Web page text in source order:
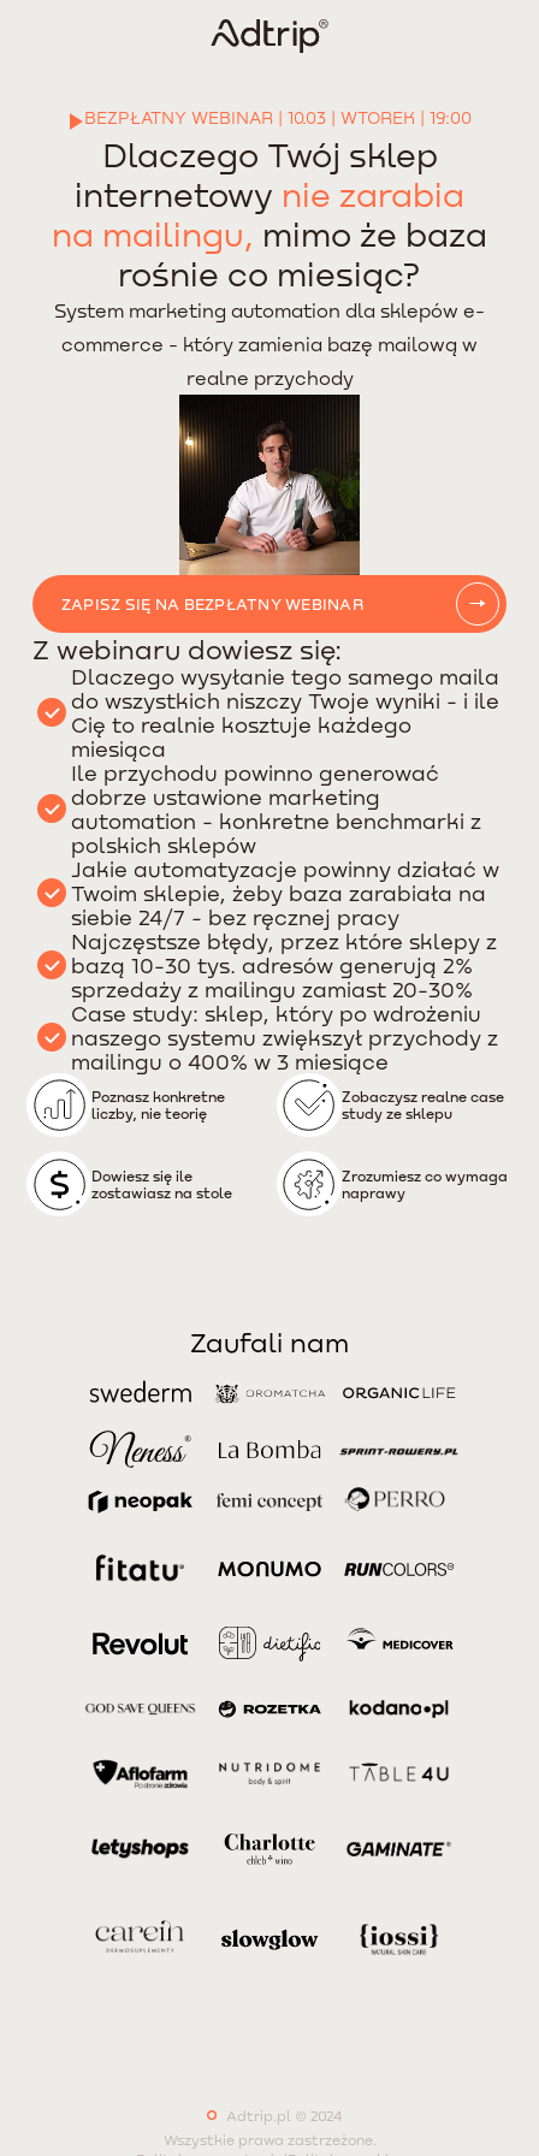
BEZPŁATNY WEBINAR | 10.03 | WTOREK | 19:00
Dlaczego Twój sklep
internetowy nie zarabia
na mailingu, mimo że baza
rośnie co miesiąc?
System marketing automation dla sklepów e-
commerce - który zamienia bazę mailową w
realne przychody
ZAPISZ SIĘ NA BEZPŁATNY WEBINAR
Z webinaru dowiesz się:
Dlaczego wysyłanie tego samego maila
do wszystkich niszczy Twoje wyniki - i ile
Cię to realnie kosztuje każdego
miesiąca
Ile przychodu powinno generować
dobrze ustawione marketing
automation - konkretne benchmarki z
polskich sklepów
Jakie automatyzacje powinny działać w
Twoim sklepie, żeby baza zarabiała na
siebie 24/7 - bez ręcznej pracy
Najczęstsze błędy, przez które sklepy z
bazą 10-30 tys. adresów generują 2%
sprzedaży z mailingu zamiast 20-30%
Case study: sklep, który po wdrożeniu
naszego systemu zwiększył przychody z
mailingu o 400% w 3 miesiące
Poznasz konkretne
liczby, nie teorię
Zobaczysz realne case
study ze sklepu
Dowiesz się ile
zostawiasz na stole
Zrozumiesz co wymaga
naprawy
Zaufali nam
Adtrip.pl © 2024
Wszystkie prawa zastrzeżone.